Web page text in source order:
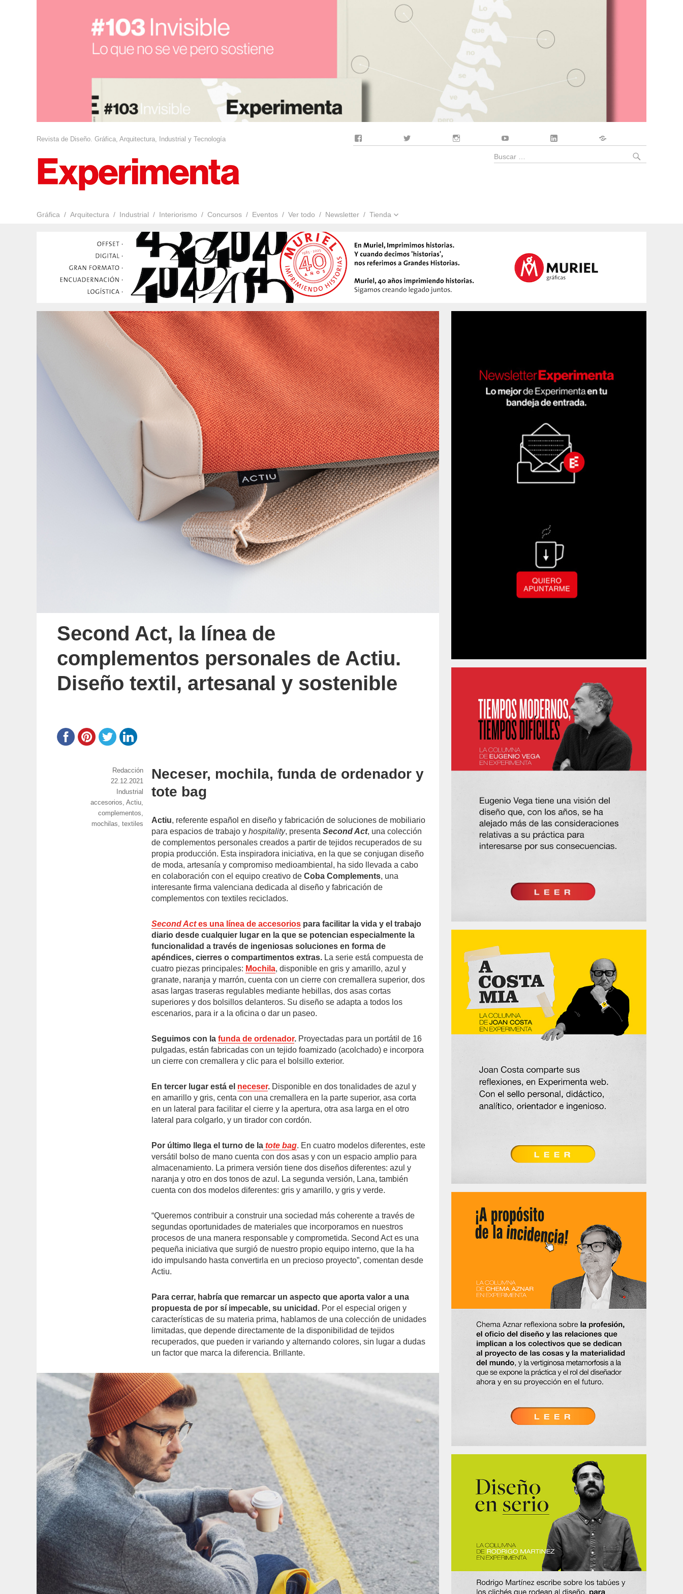
Revista de Diseño. Gráfica, Arquitectura, Industrial y Tecnología
Gráfica Arquitectura Industrial Interiorismo Concursos Eventos Ver todo Newsletter Tienda
Buscar
Second Act, la línea de
complementos personales de Actiu.
Diseño textil, artesanal y sostenible
Neceser, mochila, funda de ordenador y
tote bag
Actiu, referente español en diseño y fabricación de soluciones de mobiliario
para espacios de trabajo yhospitality, presentaSecond Act, una colección
de complementos personales creados a partir de tejidos recuperados de su
propia producción. Esta inspiradora iniciativa, en la que se conjugan diseño
de moda, artesanía y compromiso medioambiental, ha sido llevada a cabo
en colaboración con el equipo creativo deCoba Complements, una
interesante firma valenciana dedicada al diseño y fabricación de
complementos con textiles reciclados.
Second Actes una línea de accesorios para facilitar la vida y el trabajo
diario desde cualquier lugar en la que se potencian especialmente la
funcionalidad a través de ingeniosas soluciones en forma de
apéndices, cierres o compartimentos extras. La serie está compuesta de
cuatro piezas principales: Mochila, disponible en gris y amarillo, azul y
granate, naranja y marrón, cuenta con un cierre con cremallera superior, dos
asas largas traseras regulables mediante hebillas, dos asas cortas
superiores y dos bolsillos delanteros. Su diseño se adapta a todos los
escenarios, para ir a la oficina o dar un paseo.
Seguimos con lafunda de ordenador. Proyectadas para un portátil de 16
pulgadas, están fabricadas con un tejido foamizado (acolchado) e incorpora
un cierre con cremallera y clic para el bolsillo exterior.
En tercer lugar está el neceser. Disponible en dos tonalidades de azul y
en amarillo y gris, centa con una cremallera en la parte superior, asa corta
en un lateral para facilitar el cierre y la apertura, otra asa larga en el otro
lateral para colgarlo, y un tirador con cordón.
Por último llega el turno de la tote bag. En cuatro modelos diferentes, este
versátil bolso de mano cuenta con dos asas y con un espacio amplio para
almacenamiento. La primera versión tiene dos diseños diferentes: azul y
naranja y otro en dos tonos de azul. La segunda versión, Lana, también
cuenta con dos modelos diferentes: gris y amarillo, y gris y verde.
“Queremos contribuir a construir una sociedad más coherente a través de
segundas oportunidades de materiales que incorporamos en nuestros
procesos de una manera responsable y comprometida. Second Act es una
pequeña iniciativa que surgió de nuestro propio equipo interno, que la ha
ido impulsando hasta convertirla en un precioso proyecto”, comentan desde
Actiu.
Para cerrar, habría que remarcar un aspecto que aporta valor a una
propuesta de por sí impecable, su unicidad. Por el especial origen y
características de su materia prima, hablamos de una colección de unidades
limitadas, que depende directamente de la disponibilidad de tejidos
recuperados, que pueden ir variando y alternando colores, sin lugar a dudas
un factor que marca la diferencia. Brillante.
https://www.experimenta.es/author/redaccion/
Redacción
Publicado
22.12.2021
Categorías
Industrial
Etiquetas
accesorios,Actiu,
complementos,
mochilas,textiles